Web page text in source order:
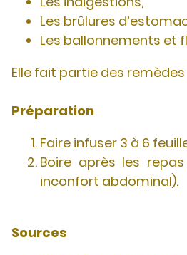
Les brûlures
Les ballonnements et
Elle fait partie des
Préparation
Faire infuser 3 à 6
Boire après les
inconfort abdominal).
Sources